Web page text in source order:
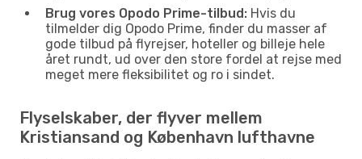
Brug vores Opodo Prime-tilbud: Hvis du
tilmelder dig Opodo Prime, finder du masser af
gode tilbud på flyrejser, hoteller og billeje hele
året rundt, ud over den store fordel at rejse med
meget mere fleksibilitet og ro i sindet.
Flyselskaber, der flyver mellem
Kristiansand og København lufthavne